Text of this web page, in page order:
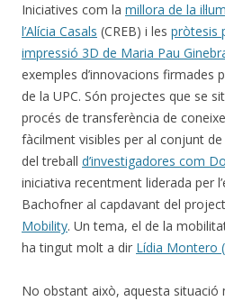
Iniciatives com la millora de la
l’Alícia Casals (CREB) ­i les pròtesis
impressió 3D de Maria Pau
exemples d’innovacions firmades
de la UPC. Són projectes que se
procés de transferència de
fàcilment visibles per al conjunt
del treball d’investigadores com
iniciativa recentment liderada per
Bachofner al capdavant del
Mobility. Un tema, el de la
ha tingut molt a dir Lídia Montero
No obstant això, aquesta situació